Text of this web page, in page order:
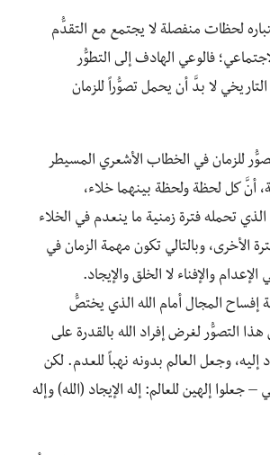
لحظات منفصلة لا يجتمع مع التقدُّم
فالوعي الهادف إلى التطوُّر
لا بدَّ أن يحمل تصوُّراً للزمان
للزمان في الخطاب الأشعري المسيطر
أنَّ كل لحظة ولحظة بينهما خلاء،
تحمله فترة زمنية ما ينعدم في الخلاء
الأخرى، وبالتالي تكون مهمة الزمان في
والإفناء لا الخلق والإيجاد.
إفساح المجال أمام الله الذي يختصُّ
هذا التصوُّر لغرض إفراد الله بالقدرة على
إليه، وجعل العالم بدونه نهباً للعدم. لكن
جعلوا إلهين للعالم: إله الإيجاد (الله) وإله